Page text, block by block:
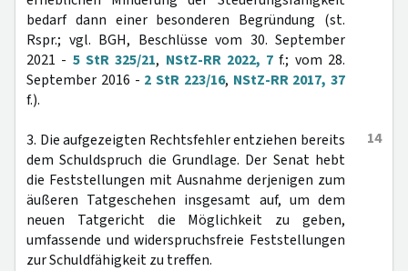
bedarf dann einer besonderen Begründung (st.
Rspr.; vgl. BGH, Beschlüsse vom 30. September
2021 - 5 StR 325/21, NStZ-RR 2022, 7 f.; vom 28.
September 2016 - 2 StR 223/16, NStZ-RR 2017, 37
f.).
14
3. Die aufgezeigten Rechtsfehler entziehen bereits
dem Schuldspruch die Grundlage. Der Senat hebt
die Feststellungen mit Ausnahme derjenigen zum
äußeren Tatgeschehen insgesamt auf, um dem
neuen Tatgericht die Möglichkeit zu geben,
umfassende und widerspruchsfreie Feststellungen
zur Schuldfähigkeit zu treffen.